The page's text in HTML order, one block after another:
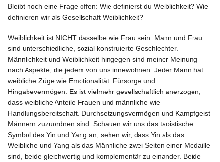
Bleibt noch eine Frage offen: Wie definierst du Weiblichkeit? Wie
definieren wir als Gesellschaft Weiblichkeit?
Weiblichkeit ist NICHT dasselbe wie Frau sein. Mann und Frau
sind unterschiedliche, sozial konstruierte Geschlechter.
Männlichkeit und Weiblichkeit hingegen sind meiner Meinung
nach Aspekte, die jedem von uns innewohnen. Jeder Mann hat
weibliche Züge wie Emotionalität, Fürsorge und
Hingabevermögen. Es ist vielmehr gesellschaftlich anerzogen,
dass weibliche Anteile Frauen und männliche wie
Handlungsbereitschaft, Durchsetzungsvermögen und Kampfgeist
Männern zuzuordnen sind. Schauen wir uns das taoistische
Symbol des Yin und Yang an, sehen wir, dass Yin als das
Weibliche und Yang als das Männliche zwei Seiten einer Medaille
sind, beide gleichwertig und komplementär zu einander. Beide